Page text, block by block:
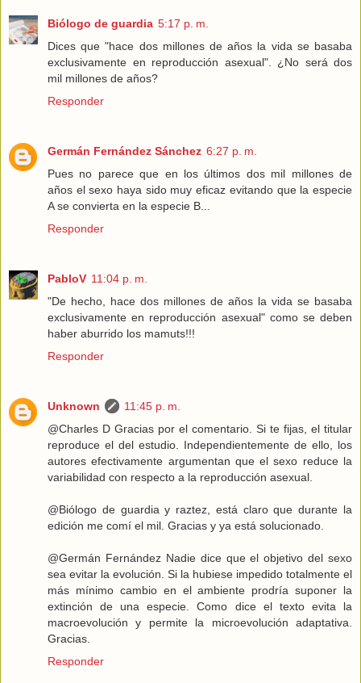
Biólogo de guardia 5:17 p. m.
Dices que "hace dos millones de años la vida se basaba
exclusivamente en reproducción asexual". ¿No será dos
mil millones de años?
Responder
Germán Fernández Sánchez 6:27 p. m.
Pues no parece que en los últimos dos mil millones de
años el sexo haya sido muy eficaz evitando que la especie
A se convierta en la especie B...
Responder
PabloV 11:04 p. m.
"De hecho, hace dos millones de años la vida se basaba
exclusivamente en reproducción asexual" como se deben
haber aburrido los mamuts!!!
Responder
Unknown
11:45 p. m.
@Charles D Gracias por el comentario. Si te fijas, el titular
reproduce el del estudio. Independientemente de ello, los
autores efectivamente argumentan que el sexo reduce la
variabilidad con respecto a la reproducción asexual.
@Biólogo de guardia y raztez, está claro que durante la
edición me comí el mil. Gracias y ya está solucionado.
@Germán Fernández Nadie dice que el objetivo del sexo
sea evitar la evolución. Si la hubiese impedido totalmente el
más mínimo cambio en el ambiente prodría suponer la
extinción de una especie. Como dice el texto evita la
macroevolución y permite la microevolución adaptativa.
Gracias.
Responder